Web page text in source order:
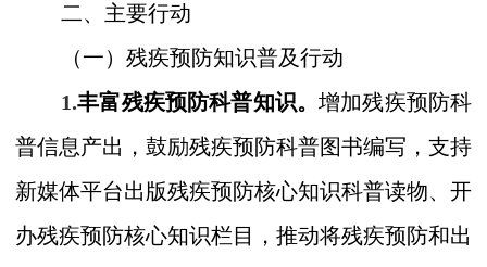
二、主要行动
（一）残疾预防知识普及行动
1.丰富残疾预防科普知识。 增加残疾预防科
普信息产出，鼓励残疾预防科普图书编写，支持
新媒体平台出版残疾预防核心知识科普读物、开
办残疾预防核心知识栏目，推动将残疾预防和出